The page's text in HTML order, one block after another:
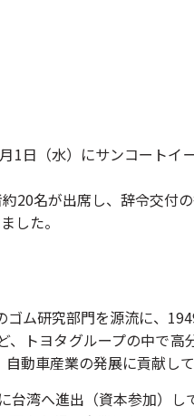
日（水）にサンコートイ
20名が出席し、辞令交付
した。
ム研究部門を源流に、
トヨタグループの中で
動車産業の発展に貢献して
湾へ進出（資本参加）